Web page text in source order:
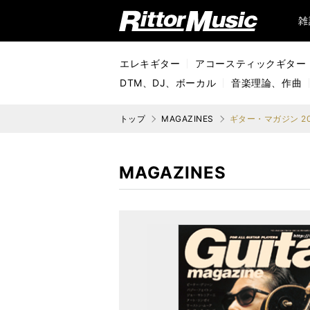
リットーミュージック (Rittor Music)
エレキギター
アコースティックギター
DTM、DJ、ボーカル
音楽理論、作曲
トップ MAGAZINES ギター・マガジン
MAGAZINES